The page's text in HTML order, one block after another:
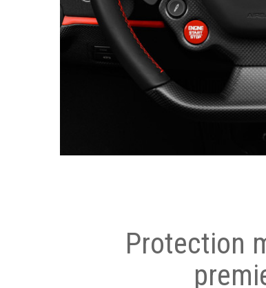
Protection